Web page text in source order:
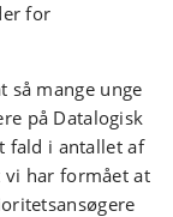
for
så mange unge
på Datalogisk
fald i antallet af
vi har formået at